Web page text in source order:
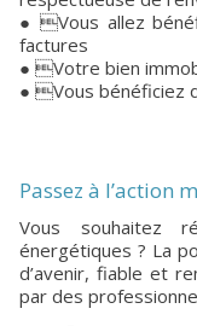
● Vous allez
factures
● Votre bien
● Vous bénéficiez
Passez à l’action
Vous souhaitez réduire durablement vos dépenses
énergétiques ? La
d’avenir, fiable et
par des